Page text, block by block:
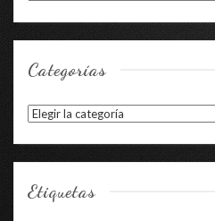
Categorías
Categorías
Etiquetas